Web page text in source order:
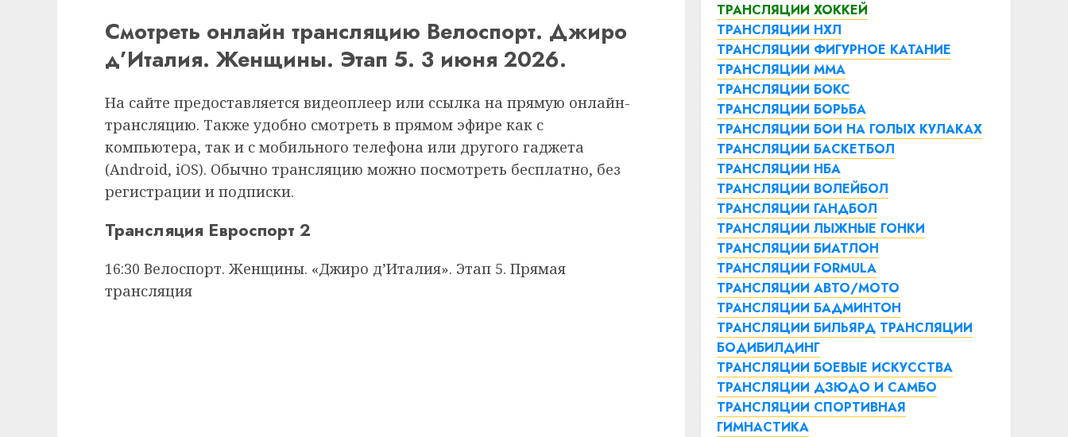
Смотреть онлайн трансляцию Велоспорт. Джиро
д’Италия. Женщины. Этап 5. 3 июня 2026.
На сайте предоставляется видеоплеер или ссылка на прямую онлайн-
трансляцию. Также удобно смотреть в прямом эфире как с
компьютера, так и с мобильного телефона или другого гаджета
(Android, iOS). Обычно трансляцию можно посмотреть бесплатно, без
регистрации и подписки.
Трансляция Евроспорт 2
16:30 Велоспорт. Женщины. «Джиро д’Италия». Этап 5. Прямая
трансляция
ТРАНСЛЯЦИИ ХОККЕЙ
ТРАНСЛЯЦИИ НХЛ
ТРАНСЛЯЦИИ ФИГУРНОЕ КАТАНИЕ
ТРАНСЛЯЦИИ ММА
ТРАНСЛЯЦИИ БОКС
ТРАНСЛЯЦИИ БОРЬБА
ТРАНСЛЯЦИИ БОИ НА ГОЛЫХ КУЛАКАХ
ТРАНСЛЯЦИИ БАСКЕТБОЛ
ТРАНСЛЯЦИИ НБА
ТРАНСЛЯЦИИ ВОЛЕЙБОЛ
ТРАНСЛЯЦИИ ГАНДБОЛ
ТРАНСЛЯЦИИ ЛЫЖНЫЕ ГОНКИ
ТРАНСЛЯЦИИ БИАТЛОН
ТРАНСЛЯЦИИ FORMULA
ТРАНСЛЯЦИИ АВТО/МОТО
ТРАНСЛЯЦИИ БАДМИНТОН
ТРАНСЛЯЦИИ БИЛЬЯРД ТРАНСЛЯЦИИ
БОДИБИЛДИНГ
ТРАНСЛЯЦИИ БОЕВЫЕ ИСКУССТВА
ТРАНСЛЯЦИИ ДЗЮДО И САМБО
ТРАНСЛЯЦИИ СПОРТИВНАЯ
ГИМНАСТИКА